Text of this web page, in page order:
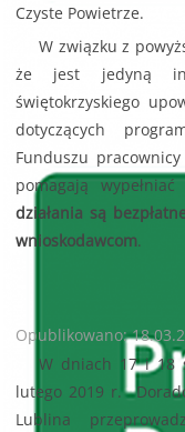
Czyste Powietrze.
W związku z
że jest jedyną
świętokrzyskiego
dotyczących
Funduszu
pomagają
działania są
wnioskodawcom.
Opublikowano:
W dniach 17 i 18
lutego 2019 r.
Lublina